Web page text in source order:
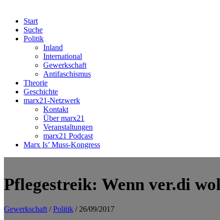
Start
Suche
Politik
Inland
International
Gewerkschaft
Antifaschismus
Theorie
Geschichte
marx21-Netzwerk
Kontakt
Über marx21
Veranstaltungen
marx21 Podcast
Marx Is’ Muss-Kongress
Pflegestreik: Wenn ver.di
Gewerkschaft /Politik / 26/09/2017